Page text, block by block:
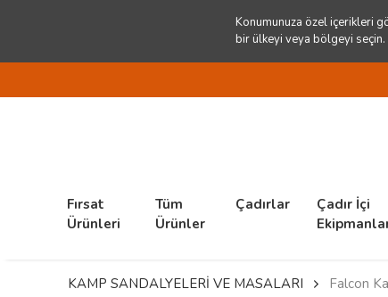
Konumunuza özel içerikleri
bir ülkeyi veya bölgeyi seçin.
Fırsat
Ürünleri
Tüm
Ürünler
Çadırlar
Çadır İçi
KAMP SANDALYELERİ VE MASALARI
Falcon